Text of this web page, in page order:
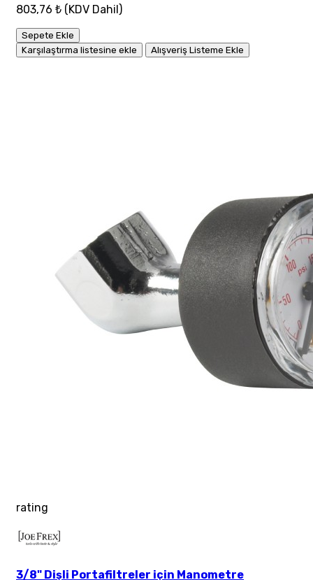
803,76 ₺ (KDV Dahil)
Sepete Ekle
Karşılaştırma listesine ekle
Alışveriş Listeme Ekle
rating
3/8" Dişli Portafiltreler için Manometre